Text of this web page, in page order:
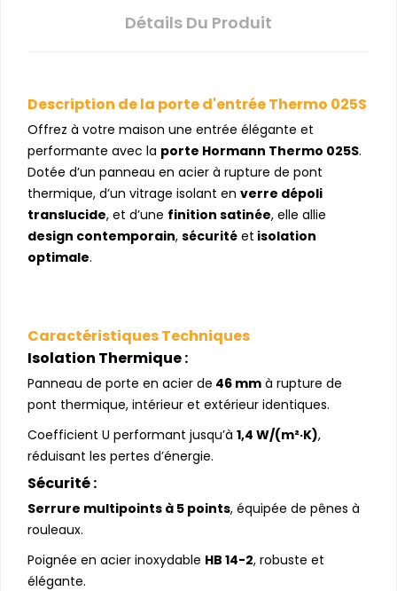
Détails Du Produit
Description de la porte d'entrée Thermo 025S
Offrez à votre maison une entrée élégante et
performante avec la porte Hormann Thermo 025S.
Dotée d’un panneau en acier à rupture de pont
thermique, d’un vitrage isolant en verre dépoli
translucide, et d’une finition satinée, elle allie
design contemporain, sécurité et isolation
optimale.
Caractéristiques Techniques
Isolation Thermique :
Panneau de porte en acier de 46 mm à rupture de
pont thermique, intérieur et extérieur identiques.
Coefficient U performant jusqu’à 1,4 W/(m²·K),
réduisant les pertes d’énergie.
Sécurité :
Serrure multipoints à 5 points, équipée de pênes à
rouleaux.
Poignée en acier inoxydable HB 14-2, robuste et
élégante.